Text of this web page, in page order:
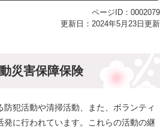
ページID：0002079
更新日：2024年5月23日更新
災害保障保険
犯活動や清掃活動、また、ボランティ
発に行われています。これらの活動の継